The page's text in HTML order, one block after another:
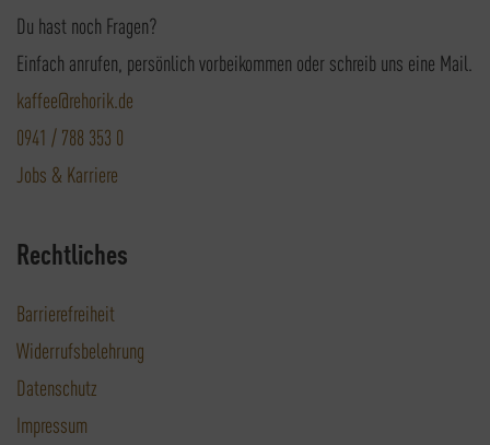
Du hast noch Fragen?
Einfach anrufen, persönlich vorbeikommen oder schreib uns eine Mail.
kaffee@rehorik.de
0941 / 788 353 0
Jobs & Karriere
Rechtliches
Barrierefreiheit
Widerrufsbelehrung
Datenschutz
Impressum